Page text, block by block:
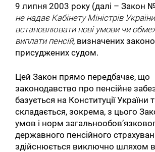
9 липня 2003 року (далі – Закон
не надає Кабінету Міністрів
встановлювати нові умови чи
виплати пенсій, визначених
присуджених судом.
Цей Закон прямо передбачає, що
законодавство про пенсійне
базується на Конституції України
складається, зокрема, з цього
умов і норм
державного пенсійного
здійснюється виключно шляхом